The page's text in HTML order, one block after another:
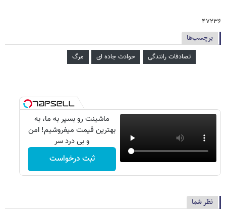
۴۷۲۳۶
برچسب‌ها
تصادفات رانندگی حوادث جاده ای مرگ
ماشینت رو بسپر به ما، به
بهترین قیمت میفروشیم! امن
و بی درد سر
ثبت درخواست
نظر شما